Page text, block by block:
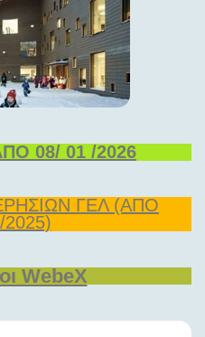
08/ 01 /2026
ΓΕΛ (ΑΠΟ
2025)
WebeX